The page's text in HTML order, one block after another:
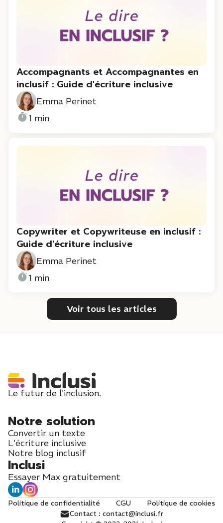
Accompagnants et Accompagnantes en
inclusif : Guide d'écriture inclusive
Emma Perinet
1 min
Copywriter et Copywriteuse en inclusif :
Guide d'écriture inclusive
Emma Perinet
1 min
Voir tous les articles
Le futur de l'inclusion.
Notre solution
Convertir un texte
L'écriture inclusive
Notre blog inclusif
Inclusi
Essayer Max gratuitement
Politique de confidentialité CGU
Politique de cookies
Contact : contact@inclusi.fr